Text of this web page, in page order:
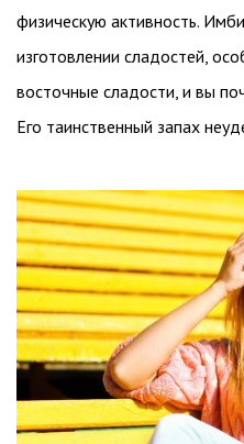
физическую активность.
изготовлении сладостей,
восточные сладости, и вы
Его таинственный запах